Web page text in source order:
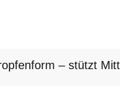
– stützt